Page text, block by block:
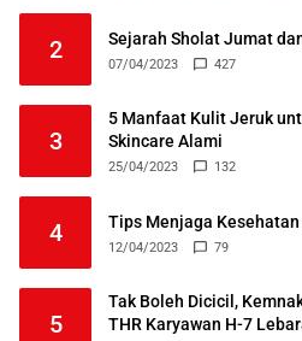
2 Sejarah Sholat Jumat
07/04/2023 427
3
5 Manfaat Kulit Jeruk
Skincare Alami
25/04/2023 132
4 Tips Menjaga
12/04/2023 79
5
Tak Boleh Dicicil,
THR Karyawan H-7